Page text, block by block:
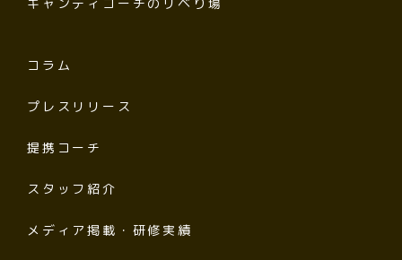
コラム
プレスリリース
提携コーチ
スタッフ紹介
メディア掲載・研修実績